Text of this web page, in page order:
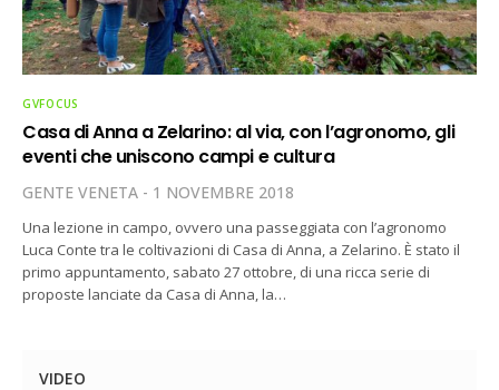
GVFOCUS
Casa di Anna a Zelarino: al via, con l’agronomo, gli
eventi che uniscono campi e cultura
GENTE VENETA 1 NOVEMBRE 2018
Una lezione in campo, ovvero una passeggiata con l’agronomo
Luca Conte tra le coltivazioni di Casa di Anna, a Zelarino. È stato il
primo appuntamento, sabato 27 ottobre, di una ricca serie di
proposte lanciate da Casa di Anna, la…
VIDEO